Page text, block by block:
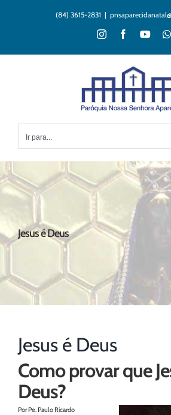
(84) 3615-2831 |
InstagramFacebook
Ir para...
Jesus é Deus
Jesus é Deus
Como provar que
Deus?
Por Pe. Paulo Ricardo